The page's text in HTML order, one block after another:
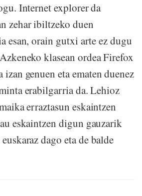
Internet explorer da
zehar ibiltzeko duen
esan, orain gutxi arte ez dugu
klasean ordea Firefox
izan genuen eta ematen duenez
erabilgarria da. Lehioz
erraztasun eskaintzen
eskaintzen digun gauzarik
dago eta de balde